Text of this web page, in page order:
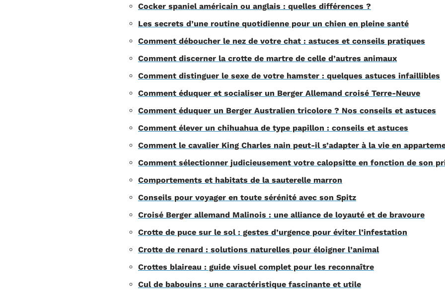
Cocker spaniel américain ou anglais : quelles différences ?
Les secrets d’une routine quotidienne pour un chien en pleine santé
Comment déboucher le nez de votre chat : astuces et conseils pratiques
Comment discerner la crotte de martre de celle d’autres animaux
Comment distinguer le sexe de votre hamster : quelques astuces infaillibles
Comment éduquer et socialiser un Berger Allemand croisé Terre-Neuve
Comment éduquer un Berger Australien tricolore ? Nos conseils et astuces
Comment élever un chihuahua de type papillon : conseils et astuces
Comment le cavalier King Charles nain peut-il s’adapter à la vie en
Comment sélectionner judicieusement votre calopsitte en fonction de son
Comportements et habitats de la sauterelle marron
Conseils pour voyager en toute sérénité avec son Spitz
Croisé Berger allemand Malinois : une alliance de loyauté et de bravoure
Crotte de puce sur le sol : gestes d’urgence pour éviter l’infestation
Crotte de renard : solutions naturelles pour éloigner l’animal
Crottes blaireau : guide visuel complet pour les reconnaître
Cul de babouins : une caractéristique fascinante et utile